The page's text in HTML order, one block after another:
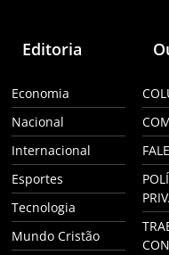
Editoria
Economia
Nacional
Internacional
Esportes
Tecnologia
Mundo Cristão